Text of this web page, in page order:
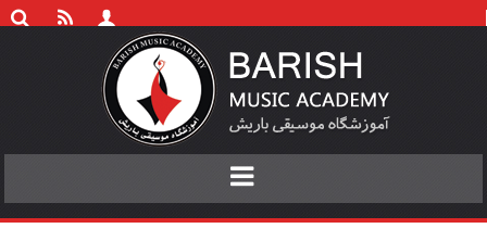
Toggle
navigation